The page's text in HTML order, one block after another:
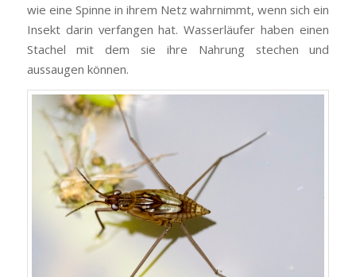
wie eine Spinne in ihrem Netz wahrnimmt, wenn sich ein
Insekt darin verfangen hat. Wasserläufer haben einen
Stachel mit dem sie ihre Nahrung stechen und
aussaugen können.